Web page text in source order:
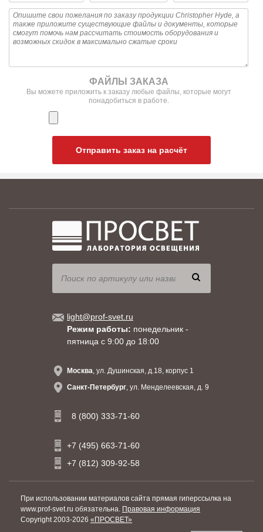
ФАЙЛЫ ЗАКАЗА
Вы можете приложить к заказу любые файлы, которые могут
понадобиться в работе.
Отправить заказ на расчёт
light@prof-svet.ru
Режим работы: понедельник -
пятница с 9:00 до 18:00
Москва, ул. Душинская, д.18, корпус 1
Санкт-Петербург, ул. Менделеевская, д. 9
8 (800) 333-71-60
+7 (495) 663-71-60
+7 (812) 309-92-58
При использовании материалов сайта прямая гиперссылка на
www.prof-svet.ru обязательна. Правовая информация
Copyright 2003-2026 «ПРОСВЕТ»